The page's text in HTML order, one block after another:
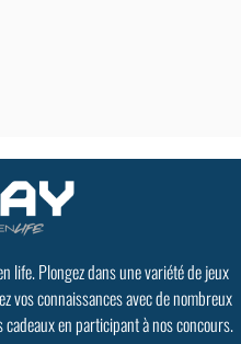
life. Plongez dans une variété de jeux
vos connaissances avec de nombreux
en participant à nos concours.